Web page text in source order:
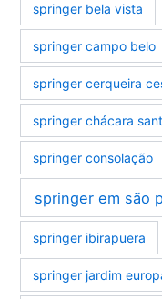
springer bela vista
springer campo belo
springer cerqueira
springer chácara
springer consolação
springer em são
springer ibirapuera
springer jardim